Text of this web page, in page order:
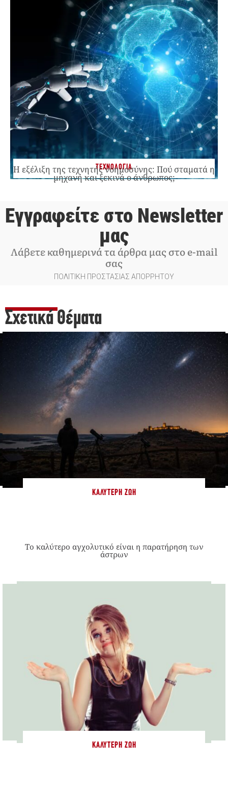
ΤΕΧΝΟΛΟΓΙΑ
Η εξέλιξη της τεχνητής νοημοσύνης: Πού σταματά η
μηχανή και ξεκινά ο άνθρωπος;
Εγγραφείτε στο Newsletter
μας
Λάβετε καθημερινά τα άρθρα μας στο e-mail
σας
ΠΟΛΙΤΙΚΗ ΠΡΟΣΤΑΣΙΑΣ ΑΠΟΡΡΗΤΟΥ
Σχετικά Θέματα
ΚΑΛΎΤΕΡΗ ΖΩΉ
Το καλύτερο αγχολυτικό είναι η παρατήρηση των
άστρων
ΚΑΛΎΤΕΡΗ ΖΩΉ